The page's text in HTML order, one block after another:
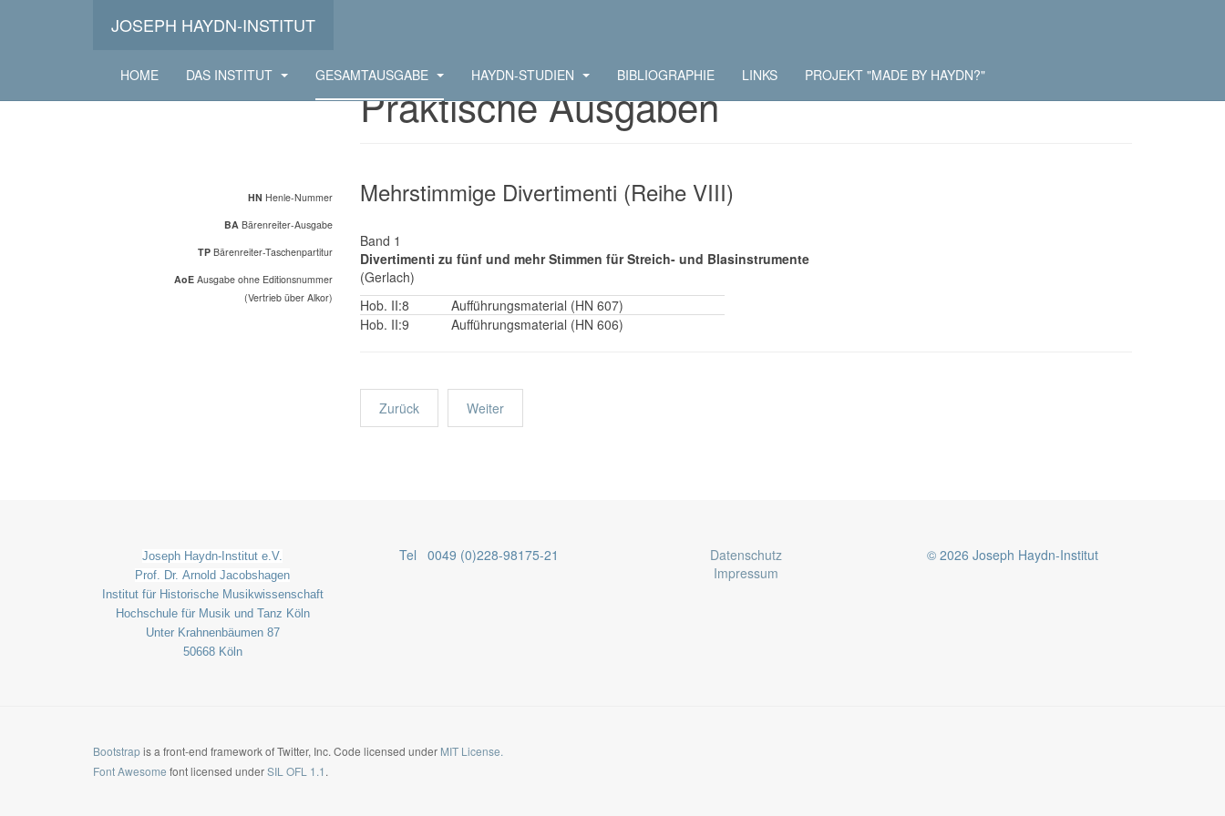
JOSEPH HAYDN-INSTITUT
HOME DAS INSTITUT GESAMTAUSGABE HAYDN-STUDIEN BIBLIOGRAPHIE LINKS PROJEKT "MADE BY HAYDN?"
Praktische Ausgaben
Mehrstimmige Divertimenti (Reihe VIII)
Band 1
Divertimenti zu fünf und mehr Stimmen für Streich- und Blasinstrumente
(Gerlach)
Hob. II:8
Aufführungsmaterial (HN 607)
Hob. II:9
Aufführungsmaterial (HN 606)
Zurück Weiter
HN Henle-Nummer
BABärenreiter-Ausgabe
TPBärenreiter-Taschenpartitur
AoEAusgabe ohne Editionsnummer
(Vertrieb über Alkor)
Joseph Haydn-Institut e.V.
Prof. Dr. Arnold Jacobshagen
Institut für Historische Musikwissenschaft
Hochschule für Musik und Tanz Köln
Unter Krahnenbäumen 87
50668 Köln
Tel 0049 (0)228-98175-21
Datenschutz
Impressum
© 2026 Joseph Haydn-Institut
Bootstrapis a front-end framework of Twitter, Inc. Code licensed under MIT License.
Font Awesome font licensed underSIL OFL 1.1 .